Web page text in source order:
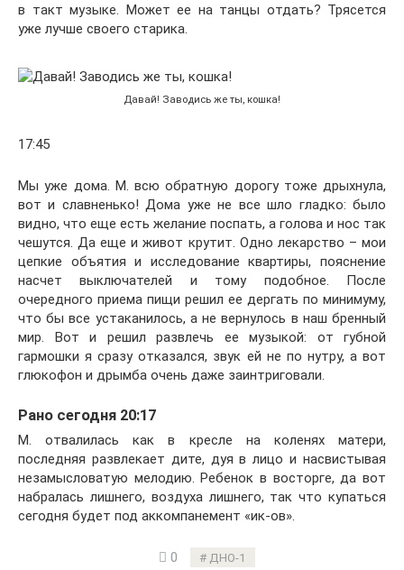
в такт музыке. Может ее на танцы отдать? Трясется
уже лучше своего старика.
Давай! Заводись же ты, кошка!
17:45
Мы уже дома. М. всю обратную дорогу тоже дрыхнула,
вот и славненько! Дома уже не все шло гладко: было
видно, что еще есть желание поспать, а голова и нос так
чешутся. Да еще и живот крутит. Одно лекарство – мои
цепкие объятия и исследование квартиры, пояснение
насчет выключателей и тому подобное. После
очередного приема пищи решил ее дергать по минимуму,
что бы все устаканилось, а не вернулось в наш бренный
мир. Вот и решил развлечь ее музыкой: от губной
гармошки я сразу отказался, звук ей не по нутру, а вот
глюкофон и дрымба очень даже заинтриговали.
Рано сегодня 20:17
М. отвалилась как в кресле на коленях матери,
последняя развлекает дите, дуя в лицо и насвистывая
незамысловатую мелодию. Ребенок в восторге, да вот
набралась лишнего, воздуха лишнего, так что купаться
сегодня будет под аккомпанемент «ик-ов».
0 ДНО-1